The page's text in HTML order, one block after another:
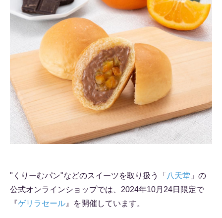
"くりーむパン"などのスイーツを取り扱う「 八天堂 」の
公式オンラインショップでは、2024年10月24日限定で
『ゲリラセール 』を開催しています。